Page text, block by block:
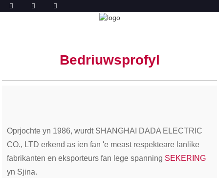
PROFYL
Bedriuwsprofyl
Oprjochte yn 1986, wurdt SHANGHAI DADA ELECTRIC
CO., LTD erkend as ien fan 'e meast respekteare lanlike
fabrikanten en eksporteurs fan lege spanning SEKERING
yn Sjina.